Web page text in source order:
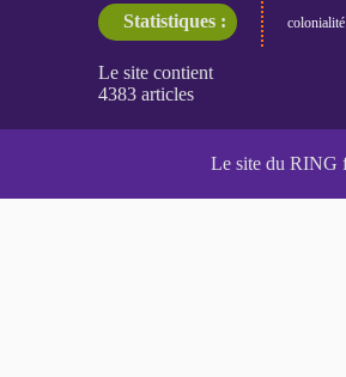
Statistiques :
colonialité
Le site du RING